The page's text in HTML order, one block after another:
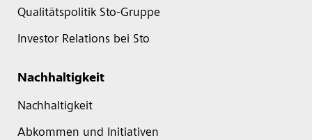
Qualitätspolitik Sto-Gruppe
Investor Relations bei Sto
Nachhaltigkeit
Nachhaltigkeit
Abkommen und Initiativen